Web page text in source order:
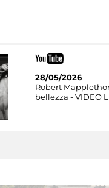
28/05/2026
Robert
bellezza - VIDEO